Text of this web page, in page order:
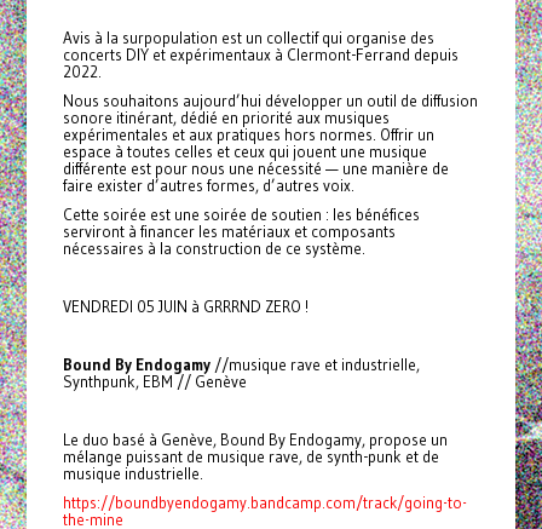
Avis à la surpopulation est un collectif qui organise des
concerts DIY et expérimentaux à Clermont-Ferrand depuis
2022.
Nous souhaitons aujourd’hui développer un outil de diffusion
sonore itinérant, dédié en priorité aux musiques
expérimentales et aux pratiques hors normes. Offrir un
espace à toutes celles et ceux qui jouent une musique
différente est pour nous une nécessité — une manière de
faire exister d’autres formes, d’autres voix.
Cette soirée est une soirée de soutien : les bénéfices
serviront à financer les matériaux et composants
nécessaires à la construction de ce système.
VENDREDI 05 JUIN à GRRRND ZERO !
Bound By Endogamy//musique rave et industrielle,
Synthpunk, EBM // Genève
Le duo basé à Genève, Bound By Endogamy, propose un
mélange puissant de musique rave, de synth-punk et de
musique industrielle.
https://boundbyendogamy.bandcamp.com/track/going-to-
the-mine